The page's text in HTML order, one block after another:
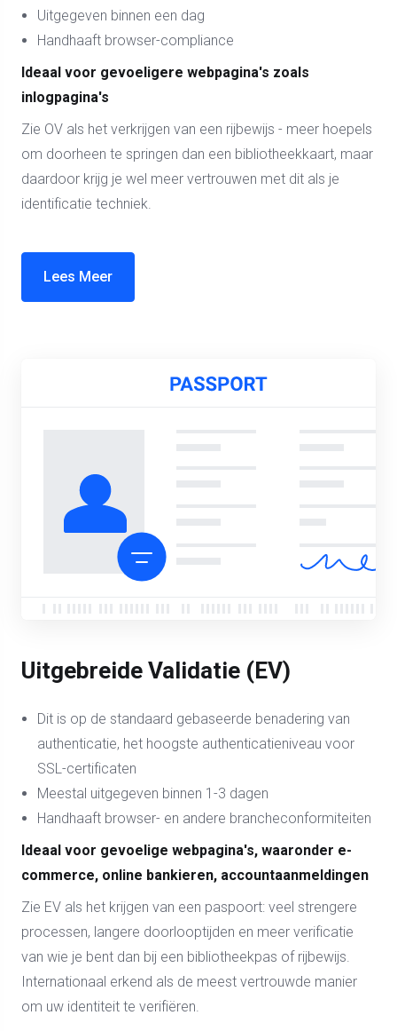
Uitgegeven binnen een dag
Handhaaft browser-compliance
Ideaal voor gevoeligere webpagina's zoals
inlogpagina's
Zie OV als het verkrijgen van een rijbewijs - meer hoepels
om doorheen te springen dan een bibliotheekkaart, maar
daardoor krijg je wel meer vertrouwen met dit als je
identificatie techniek.
Lees Meer
Uitgebreide Validatie (EV)
Dit is op de standaard gebaseerde benadering van
authenticatie, het hoogste authenticatieniveau voor
SSL-certificaten
Meestal uitgegeven binnen 1-3 dagen
Handhaaft browser- en andere brancheconformiteiten
Ideaal voor gevoelige webpagina's, waaronder e-
commerce, online bankieren, accountaanmeldingen
Zie EV als het krijgen van een paspoort: veel strengere
processen, langere doorlooptijden en meer verificatie
van wie je bent dan bij een bibliotheekpas of rijbewijs.
Internationaal erkend als de meest vertrouwde manier
om uw identiteit te verifiëren.